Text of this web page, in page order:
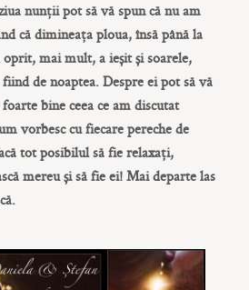
nunții pot să vă spun că nu am
că dimineața ploua, însă până la
mai mult, a ieșit și soarele,
de noaptea. Despre ei pot să vă
bine ceea ce am discutat
vorbesc cu fiecare pereche de
tot posibilul să fie relaxați,
mereu și să fie ei! Mai departe las